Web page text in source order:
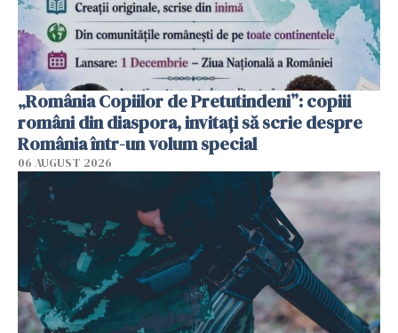
„România Copiilor de Pretutindeni”: copiii
români din diaspora, invitați să scrie despre
România într-un volum special
06 AUGUST 2026